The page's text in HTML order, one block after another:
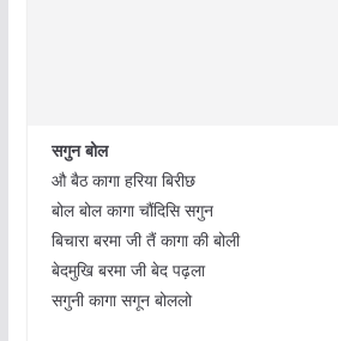
सगुन बोल
औ बैठ कागा हरिया बिरीछ
बोल बोल कागा चौंदिसि सगुन
बिचारा बरमा जी तैं कागा की बोली
बेदमुखि बरमा जी बेद पढ़ला
सगुनी कागा सगून बोललो